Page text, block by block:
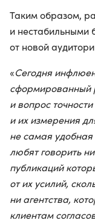
Таким образом,
и нестабильными
от новой
«Сегодня
сформированный
и вопрос
и их измерения
не самая удобная
любят говорить
публикаций
от их усилий,
ни агентства,
клиентам